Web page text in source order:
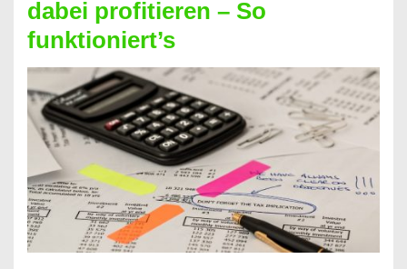
berechnen
–
Mit
diesen
Regeln!
dabei profitieren – So
funktioniert’s